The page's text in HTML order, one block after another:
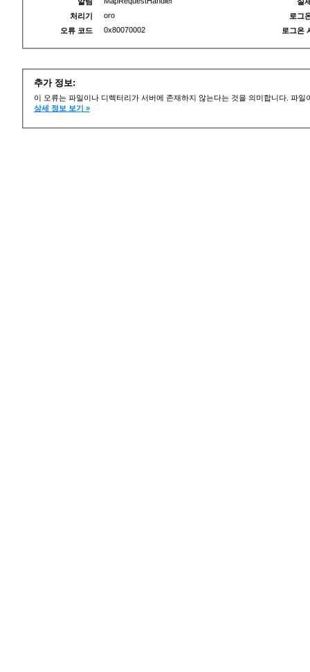
처리기
oro
오류 코드
0x80070002
로그
로그온
추가 정보:
이 오류는 파일이나 디렉터리가 서버에 존재하지 않는다는 것을 의미합니다. 파
상세 정보 보기 »